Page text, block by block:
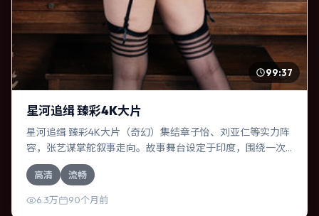
99:37
星河追缉 臻彩4K大片
星河追缉 臻彩4K大片（奇幻）集结章子怡、刘亚仁等实力阵
容，张艺谋掌舵叙事走向。故事舞台设定于印度，围绕一次
意外选择展开连锁反应；配乐与色彩高度服务于主题，结尾
留白耐人寻味。
高清 流畅
6.3万 90个月前